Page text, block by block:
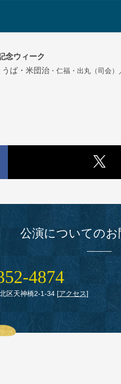
念ウィーク
うば・米団治 ・仁福・出丸（司会）
公演についてのお
区天神橋2‑1‑34[アクセス]